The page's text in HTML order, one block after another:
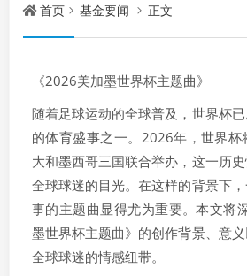
首页 基金要闻 正文
《2026美加墨世界杯主题曲》
随着足球运动的全球普及，世界杯
的体育盛事之一。2026年，世界
大和墨西哥三国联合举办，这一历
全球球迷的目光。在这样的背景下
事的主题曲显得尤为重要。本文将
墨世界杯主题曲》的创作背景、意
全球球迷的情感纽带。